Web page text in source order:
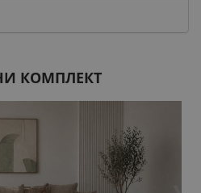
КОМПЛЕКТ